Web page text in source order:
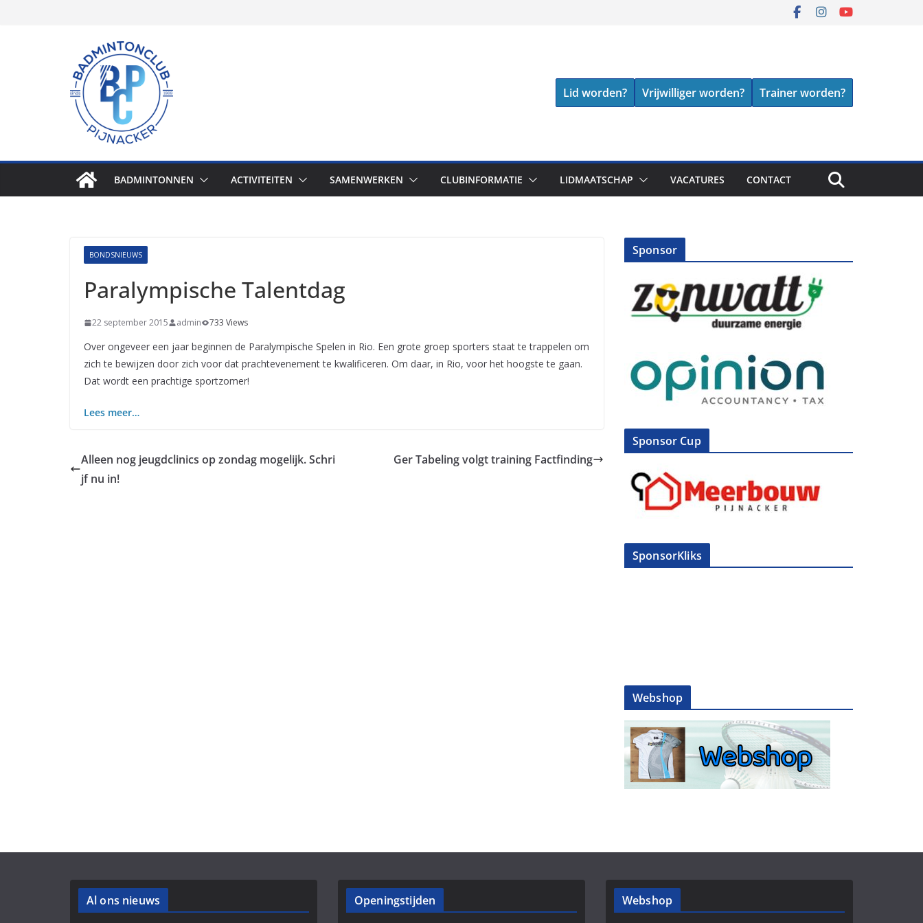
Lid worden? Vrijwilliger worden? Trainer worden?
BADMINTONNEN ACTIVITEITEN SAMENWERKEN CLUBINFORMATIE LIDMAATSCHAP VACATURES CONTACT
BONDSNIEUWS
Paralympische Talentdag
22 september 2015 admin 733 Views
Over ongeveer een jaar beginnen de Paralympische Spelen in Rio. Een grote groep sporters staat te trappelen om
zich te bewijzen door zich voor dat prachtevenement te kwalificeren. Om daar, in Rio, voor het hoogste te gaan.
Dat wordt een prachtige sportzomer!
Lees meer…
Alleen nog jeugdclinics op zondag mogelijk. Schri
jf nu in!
Ger Tabeling volgt training Factfinding
Sponsor
Sponsor Cup
SponsorKliks
Webshop
Al ons nieuws Openingstijden Webshop